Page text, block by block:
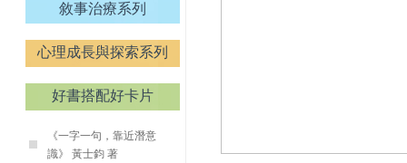
敘事治療系列
心理成長與探索系列
好書搭配好卡片
《一字一句，靠近潛意
識》 黃士鈞 著